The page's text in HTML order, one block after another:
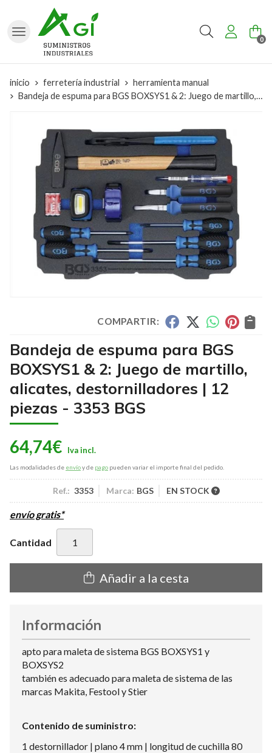
Buscar 0
inicio ferretería industrial
herramienta manual
Bandeja de espuma para BGS BOXSYS1 & 2: Juego de martillo, alicates, destornilladores | 12 piezas - 3353 BGS
COMPARTIR:
Bandeja de espuma para BGS
BOXSYS1 & 2: Juego de martillo,
alicates, destornilladores | 12
piezas - 3353 BGS
64,74€
Las modalidades de envíoy de pago pueden variar el importe final del pedido.
Ref.: 3353 Marca: BGS EN STOCK
envío gratis*
Cantidad
Añadir a la cesta
Información
apto para maleta de sistema BGS BOXSYS1 y
BOXSYS2
también es adecuado para maleta de sistema de las
marcas Makita, Festool y Stier
Contenido de suministro:
1 destornillador | plano 4 mm | longitud de cuchilla 80